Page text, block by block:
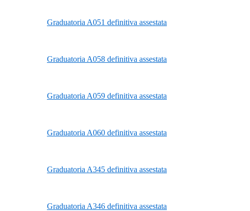
Graduatoria A051 definitiva assestata
Graduatoria A058 definitiva assestata
Graduatoria A059 definitiva assestata
Graduatoria A060 definitiva assestata
Graduatoria A345 definitiva assestata
Graduatoria A346 definitiva assestata